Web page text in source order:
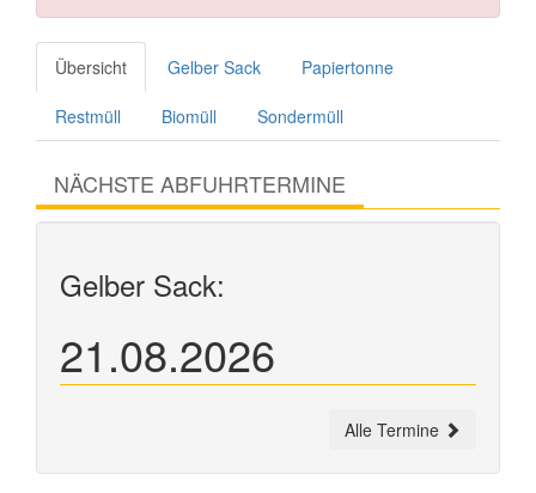
Übersicht Gelber Sack Papiertonne
Restmüll Biomüll Sondermüll
NÄCHSTE ABFUHRTERMINE
Gelber Sack:
21.08.2026
Alle Termine